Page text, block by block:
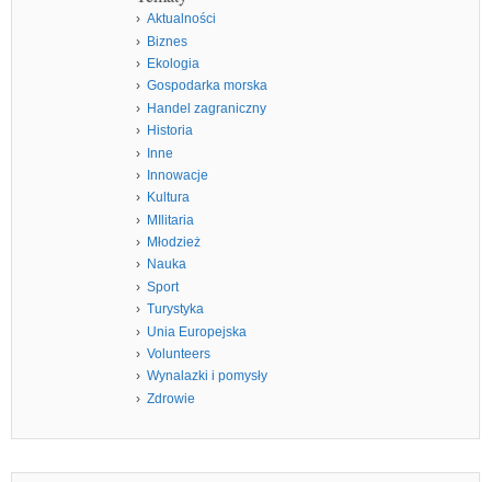
Aktualności
Biznes
Ekologia
Gospodarka morska
Handel zagraniczny
Historia
Inne
Innowacje
Kultura
MIlitaria
Młodzież
Nauka
Sport
Turystyka
Unia Europejska
Volunteers
Wynalazki i pomysły
Zdrowie